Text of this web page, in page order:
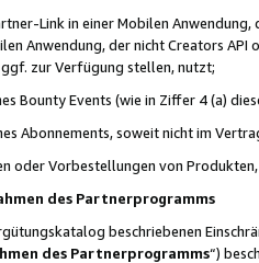
Link in einer Mobilen
Anwendung, der nicht Creators
zur Verfügung stellen, nutzt;
Bounty Events (wie in Ziffer 4 (a)
Abonnements, soweit nicht im
oder Vorbestellungen von
des Partnerprogramms
beschriebenen
des Partnerprogramms“)